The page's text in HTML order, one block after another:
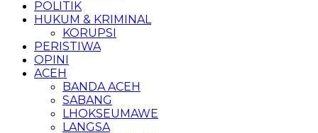
POLITIK
HUKUM & KRIMINAL
KORUPSI
PERISTIWA
OPINI
ACEH
BANDA ACEH
SABANG
LHOKSEUMAWE
LANGSA